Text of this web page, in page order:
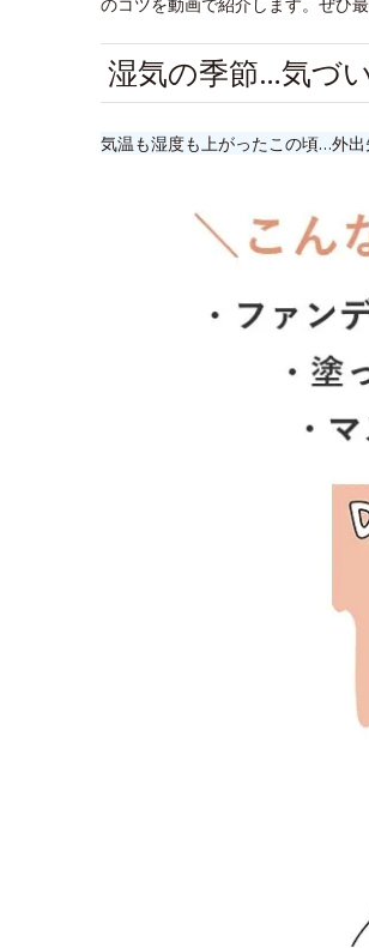
湿気の季節…気づ
気温も湿度も上がったこの頃…外